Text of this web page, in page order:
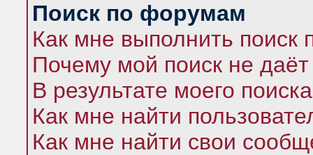
Поиск по форумам
Как мне выполнить
Почему мой поиск не даёт
В результате моего
Как мне найти
Как мне найти свои